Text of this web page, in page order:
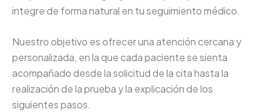
integre de forma natural en tu seguimiento médico.
Nuestro objetivo es ofrecer una atención cercana y
personalizada, en la que cada paciente se sienta
acompañado desde la solicitud de la cita hasta la
realización de la prueba y la explicación de los
siguientes pasos.